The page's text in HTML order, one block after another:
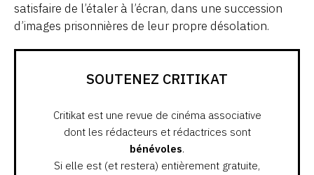
satisfaire de l’étaler à l’écran, dans une succession
d’images prisonnières de leur propre désolation.
SOUTENEZ CRITIKAT
Critikat est une revue de cinéma associative
dont les rédacteurs et rédactrices sont
bénévoles.
Si elle est (et restera) entièrement gratuite,